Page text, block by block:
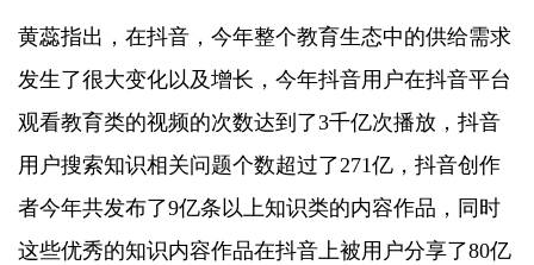
黄蕊指出，在抖音，今年整个教育生态中的供给需求
发生了很大变化以及增长，今年抖音用户在抖音平台
观看教育类的视频的次数达到了3千亿次播放，抖音
用户搜索知识相关问题个数超过了271亿，抖音创作
者今年共发布了9亿条以上知识类的内容作品，同时
这些优秀的知识内容作品在抖音上被用户分享了80亿